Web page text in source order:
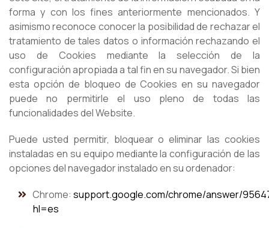
forma y con los fines anteriormente mencionados. Y
asimismo reconoce conocer la posibilidad de rechazar el
tratamiento de tales datos o información rechazando el
uso de Cookies mediante la selección de la
configuración apropiada a tal fin en su navegador. Si bien
esta opción de bloqueo de Cookies en su navegador
puede no permitirle el uso pleno de todas las
funcionalidades del Website.
Puede usted permitir, bloquear o eliminar las cookies
instaladas en su equipo mediante la configuración de las
opciones del navegador instalado en su ordenador:
Chrome: support.google.com/chrome/answer/
hl=es